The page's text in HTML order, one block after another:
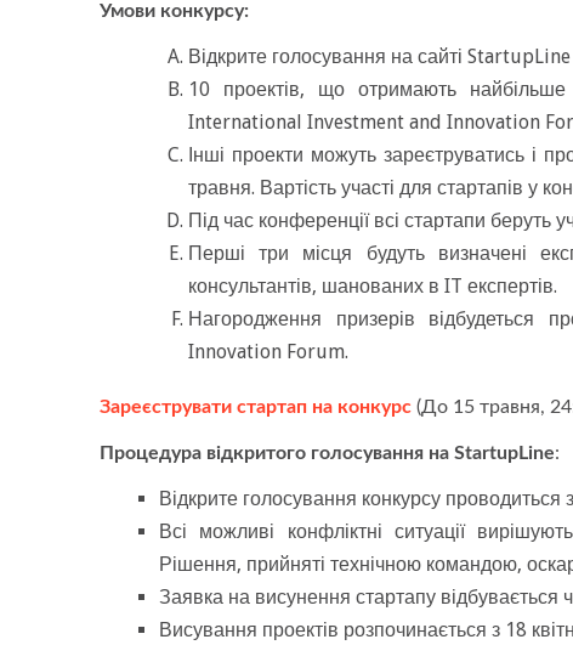
Умови конкурсу:
Відкрите голосування на сайті
10 проектів, що отримають
International Investment and Innovation
Інші проекти можуть зареєтруватись і
травня. Вартість участі для стартапів у
Під час конференції всі стартапи
Перші три місця будуть визначені
консультантів, шанованих в IT експертів.
Нагородження призерів відбудеться
Innovation Forum.
Зареєструвати стартап на конкурс (До 15 травня,
Процедура відкритого голосування на StartupLine:
Відкрите голосування конкурсу проводиться
Всі можливі конфліктні ситуації
Рішення, прийняті технічною командою,
Заявка на висунення стартапу відбувається
Висування проектів розпочинається з 18